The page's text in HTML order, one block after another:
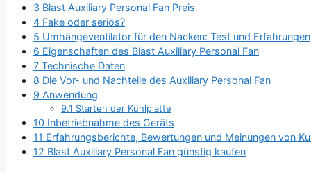
3 Blast Auxiliary Personal Fan Preis
4 Fake oder seriös?
5 Umhängeventilator für den Nacken: Test und Erfahrungen
6 Eigenschaften des Blast Auxiliary Personal Fan
7 Technische Daten
8 Die Vor- und Nachteile des Auxiliary Personal Fan
9 Anwendung
9.1 Starten der Kühlplatte
10 Inbetriebnahme des Geräts
11 Erfahrungsberichte, Bewertungen und Meinungen von
12 Blast Auxiliary Personal Fan günstig kaufen